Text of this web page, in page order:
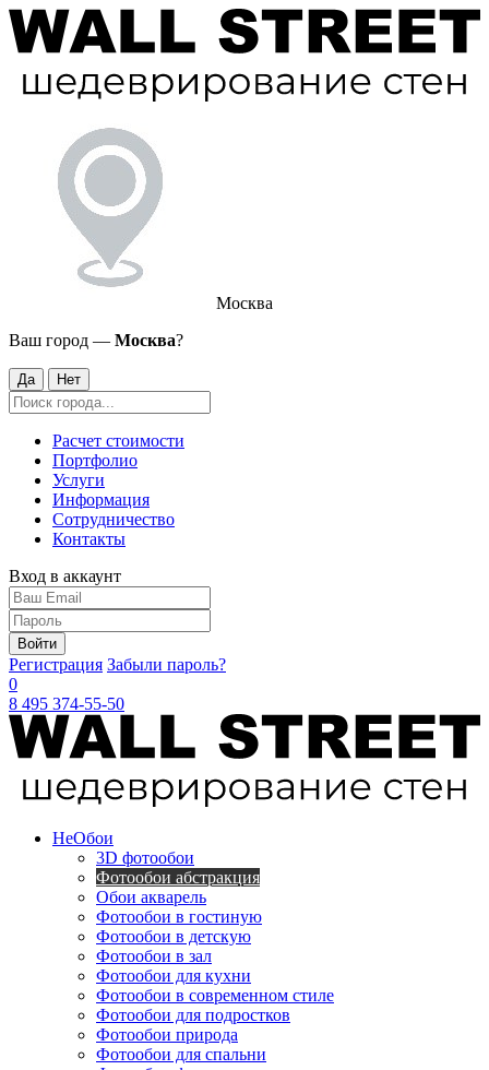
Москва
Ваш город — Москва?
Да Нет
Расчет стоимости
Портфолио
Услуги
Информация
Сотрудничество
Контакты
Вход в аккаунт
Войти
Регистрация Забыли пароль?
0
8 495 374-55-50
НеОбои
3D фотообои
Фотообои абстракция
Обои акварель
Фотообои в гостиную
Фотообои в детскую
Фотообои в зал
Фотообои для кухни
Фотообои в современном стиле
Фотообои для подростков
Фотообои природа
Фотообои для спальни